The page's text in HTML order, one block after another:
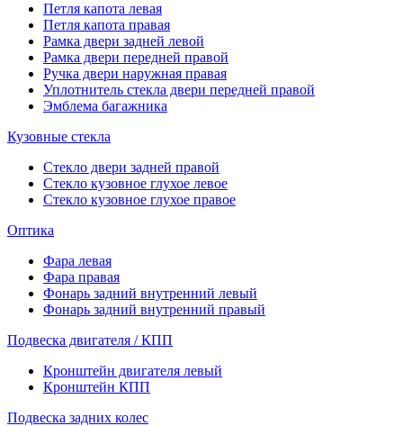
Петля капота левая
Петля капота правая
Рамка двери задней левой
Рамка двери передней правой
Ручка двери наружная правая
Уплотнитель стекла двери передней правой
Эмблема багажника
Кузовные стекла
Стекло двери задней правой
Стекло кузовное глухое левое
Стекло кузовное глухое правое
Оптика
Фара левая
Фара правая
Фонарь задний внутренний левый
Фонарь задний внутренний правый
Подвеска двигателя / КПП
Кронштейн двигателя левый
Кронштейн КПП
Подвеска задних колес